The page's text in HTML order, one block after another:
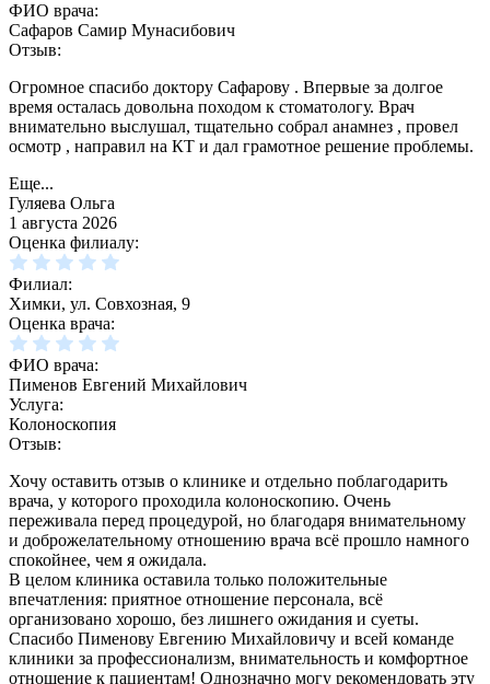
ФИО врача:
Сафаров Самир Мунасибович
Отзыв:
Огромное спасибо доктору Сафарову . Впервые за долгое
время осталась довольна походом к стоматологу. Врач
внимательно выслушал, тщательно собрал анамнез , провел
осмотр , направил на КТ и дал грамотное решение проблемы.
Еще...
Гуляева Ольга
1 августа 2026
Оценка филиалу:
Филиал:
Химки, ул. Совхозная, 9
Оценка врача:
ФИО врача:
Пименов Евгений Михайлович
Услуга:
Колоноскопия
Отзыв:
Хочу оставить отзыв о клинике и отдельно поблагодарить
врача, у которого проходила колоноскопию. Очень
переживала перед процедурой, но благодаря внимательному
и доброжелательному отношению врача всё прошло намного
спокойнее, чем я ожидала.
В целом клиника оставила только положительные
впечатления: приятное отношение персонала, всё
организовано хорошо, без лишнего ожидания и суеты.
Спасибо Пименову Евгению Михайловичу и всей команде
клиники за профессионализм, внимательность и комфортное
отношение к пациентам! Однозначно могу рекомендовать эту